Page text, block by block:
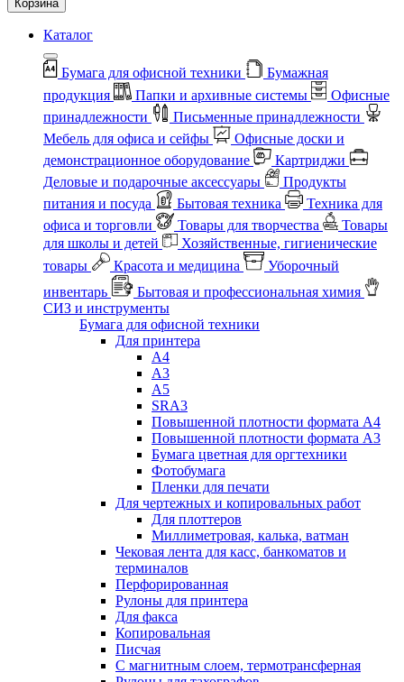
Корзина
Каталог
Бумага для офисной техники
Бумажная
продукция
Папки и архивные системы
Офисные
принадлежности
Письменные принадлежности
Мебель для офиса и сейфы
Офисные доски и
демонстрационное оборудование
Картриджи
Деловые и подарочные аксессуары
Продукты
питания и посуда
Бытовая техника
Техника для
офиса и торговли
Товары для творчества
Товары
для школы и детей
Хозяйственные, гигиенические
товары
Красота и медицина
Уборочный
инвентарь
Бытовая и профессиональная химия
СИЗ и инструменты
Бумага для офисной техники
Для принтера
А4
А3
А5
SRA3
Повышенной плотности формата А4
Повышенной плотности формата А3
Бумага цветная для оргтехники
Фотобумага
Пленки для печати
Для чертежных и копировальных работ
Для плоттеров
Миллиметровая, калька, ватман
Чековая лента для касс, банкоматов и
терминалов
Перфорированная
Рулоны для принтера
Для факса
Копировальная
Писчая
С магнитным слоем, термотрансферная